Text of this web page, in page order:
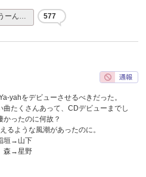
ーん… 577
yahをデビューさせるべきだった。
曲たくさんあって、CDデビューまでし
ったのに何故？
るような風潮があったのに。
→山下
→星野